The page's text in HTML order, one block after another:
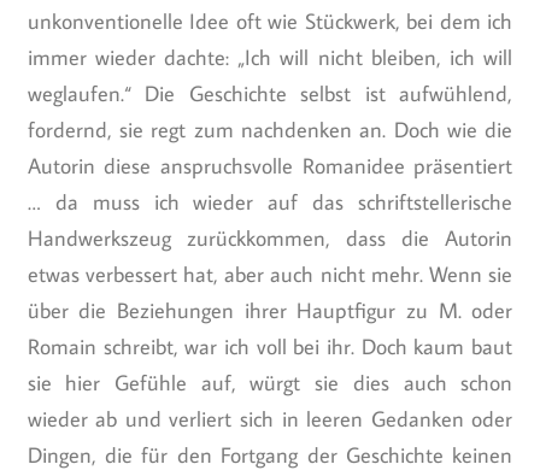
unkonventionelle Idee oft wie Stückwerk, bei dem ich
immer wieder dachte: „Ich will nicht bleiben, ich will
weglaufen.“ Die Geschichte selbst ist aufwühlend,
fordernd, sie regt zum nachdenken an. Doch wie die
Autorin diese anspruchsvolle Romanidee präsentiert
… da muss ich wieder auf das schriftstellerische
Handwerkszeug zurückkommen, dass die Autorin
etwas verbessert hat, aber auch nicht mehr. Wenn sie
über die Beziehungen ihrer Hauptfigur zu M. oder
Romain schreibt, war ich voll bei ihr. Doch kaum baut
sie hier Gefühle auf, würgt sie dies auch schon
wieder ab und verliert sich in leeren Gedanken oder
Dingen, die für den Fortgang der Geschichte keinen